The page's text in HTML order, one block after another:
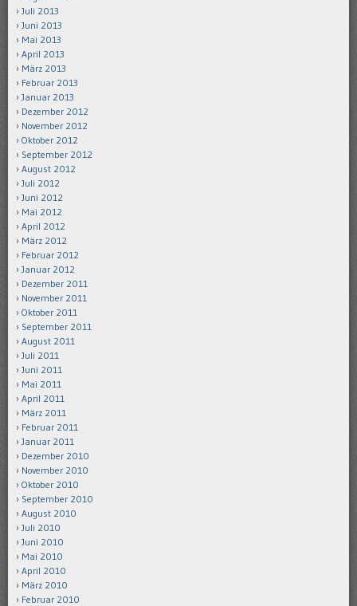
Juli 2013
Juni 2013
Mai 2013
April 2013
März 2013
Februar 2013
Januar 2013
Dezember 2012
November 2012
Oktober 2012
September 2012
August 2012
Juli 2012
Juni 2012
Mai 2012
April 2012
März 2012
Februar 2012
Januar 2012
Dezember 2011
November 2011
Oktober 2011
September 2011
August 2011
Juli 2011
Juni 2011
Mai 2011
April 2011
März 2011
Februar 2011
Januar 2011
Dezember 2010
November 2010
Oktober 2010
September 2010
August 2010
Juli 2010
Juni 2010
Mai 2010
April 2010
März 2010
Februar 2010